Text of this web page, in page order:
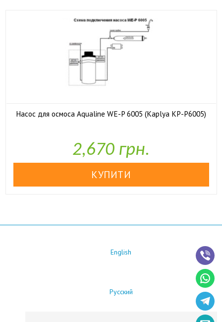
Насос для осмоса Aqualine WE-P 6005 (Kaplya KP-P6005)
2,670 грн.
English
Русский